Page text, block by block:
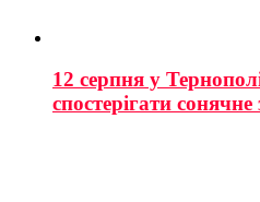
12 серпня у
спостерігати